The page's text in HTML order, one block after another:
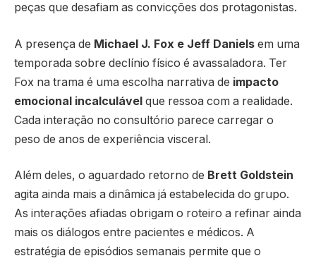
peças que desafiam as convicções dos protagonistas.
A presença de Michael J. Fox e Jeff Daniels em uma
temporada sobre declínio físico é avassaladora. Ter
Fox na trama é uma escolha narrativa de impacto
emocional incalculável que ressoa com a realidade.
Cada interação no consultório parece carregar o
peso de anos de experiência visceral.
Além deles, o aguardado retorno de Brett Goldstein
agita ainda mais a dinâmica já estabelecida do grupo.
As interações afiadas obrigam o roteiro a refinar ainda
mais os diálogos entre pacientes e médicos. A
estratégia de episódios semanais permite que o